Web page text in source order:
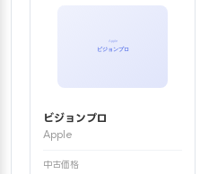
ビジョンプロ
Apple
中古価格